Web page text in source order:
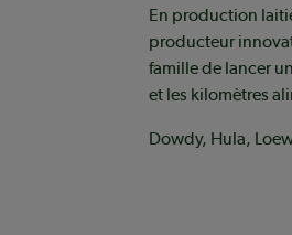
En production
producteur
famille de lancer
et les kilomètres
Dowdy, Hula,